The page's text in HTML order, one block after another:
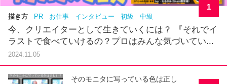
描き方 PR お仕事 インタビュー 初級 中級
今、クリエイターとして生きていくには？ 『それでイ
ラストで食べていけるの？プロはみんな気づいてい...
2024.11.05
1
そのモニタに写っている色は正し